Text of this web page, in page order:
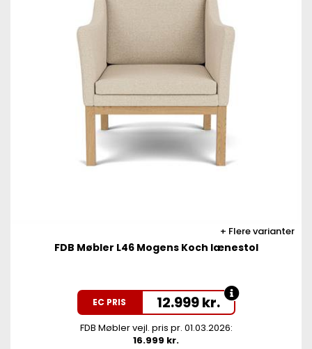
Flere varianter
FDB Møbler L46 Mogens Koch lænestol
EC PRIS 12.999kr.
FDB Møbler vejl. pris pr. 01.03.2026:
16.999 kr.